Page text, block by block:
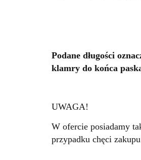
Podane długości
klamry do końca
UWAGA!
W ofercie posiadamy
przypadku chęci